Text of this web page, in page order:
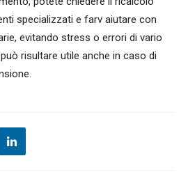
specializzati e farv aiutare con
evitando stress o errori di vario
risultare utile anche in caso di